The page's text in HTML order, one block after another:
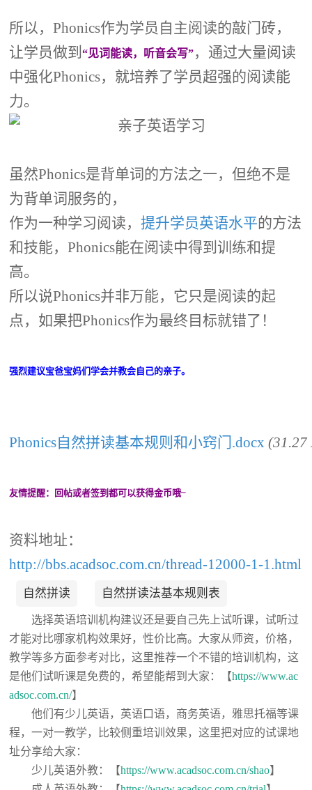
所以，Phonics作为学员自主阅读的敲门砖，
让学员做到“见词能读，听音会写”，通过大量阅读
中强化Phonics，就培养了学员超强的阅读能
力。
虽然Phonics是背单词的方法之一，但绝不是
为背单词服务的，
作为一种学习阅读，提升学员英语水平的方法
和技能，Phonics能在阅读中得到训练和提
高。
所以说Phonics并非万能，它只是阅读的起
点，如果把Phonics作为最终目标就错了！
强烈建议宝爸宝妈们学会并教会自己的亲子。
Phonics自然拼读基本规则和小窍门.docx
友情提醒：回帖或者签到都可以获得金币哦~
资料地址：
http://bbs.acadsoc.com.cn/thread-12000-1-1.html
自然拼读 自然拼读法基本规则表
选择英语培训机构建议还是要自己先上试听课，试听过
才能对比哪家机构效果好，性价比高。大家从师资，价格，
教学等多方面参考对比，这里推荐一个不错的培训机构，这
是他们试听课是免费的，希望能帮到大家：【https://www.ac
adsoc.com.cn/】
他们有少儿英语，英语口语，商务英语，雅思托福等课
程，一对一教学，比较侧重培训效果，这里把对应的试课地
址分享给大家：
少儿英语外教：【https://www.acadsoc.com.cn/shao】